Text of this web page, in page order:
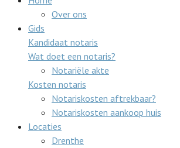
Over ons
Gids
Kandidaat notaris
Wat doet een notaris?
Notariële akte
Kosten notaris
Notariskosten aftrekbaar?
Notariskosten aankoop huis
Locaties
Drenthe